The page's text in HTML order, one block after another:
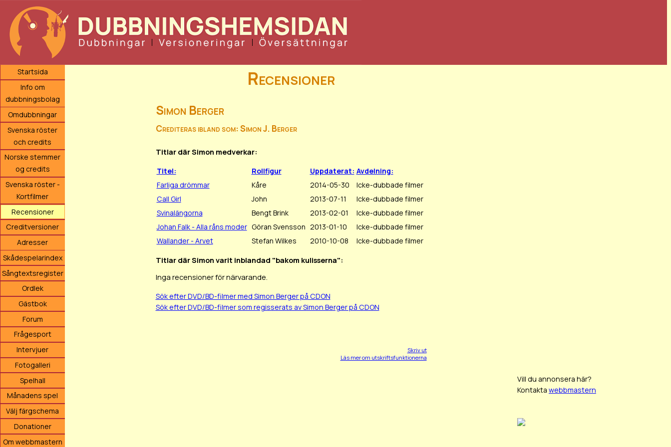
Startsida
Info om
dubbningsbolag
Omdubbningar
Svenska röster
och credits
Norske stemmer
og credits
Svenska röster -
Kortfilmer
Recensioner
Creditversioner
Adresser
Skådespelarindex
Sångtextsregister
Ordlek
Gästbok
Forum
Frågesport
Intervjuer
Fotogalleri
Spelhall
Månadens spel
Välj färgschema
Donationer
Om webbmastern
Recensioner
Simon Berger
Crediteras ibland som: Simon J. Berger
Titlar där Simon medverkar:
Titel: Rollfigur Uppdaterat: Avdelning:
Farliga drömmar
Kåre 2014-05-30
Icke-dubbade filmer
Call Girl
John 2013-07-11
Icke-dubbade filmer
Svinalängorna
Bengt Brink 2013-02-01
Icke-dubbade filmer
Johan Falk - Alla råns moder Göran Svensson 2013-01-10
Icke-dubbade filmer
Wallander - Arvet
Stefan Wilkes 2010-10-08 Icke-dubbade filmer
Titlar där Simon varit inblandad "bakom kulisserna":
Inga recensioner för närvarande.
Sök efter DVD/BD-filmer med Simon Berger på CDON
Sök efter DVD/BD-filmer som regisserats av Simon Berger på CDON
Skriv ut
Läs mer om utskriftsfunktionerna
Vill du annonsera här?
Kontakta webbmastern